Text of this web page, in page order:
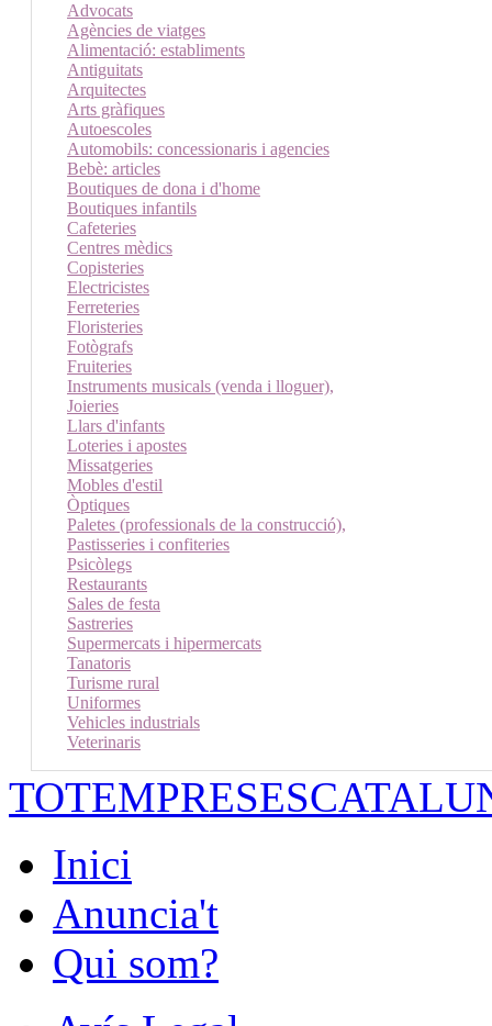
Advocats
Agències de viatges
Alimentació: establiments
Antiguitats
Arquitectes
Arts gràfiques
Autoescoles
Automobils: concessionaris i agencies
Bebè: articles
Boutiques de dona i d'home
Boutiques infantils
Cafeteries
Centres mèdics
Copisteries
Electricistes
Ferreteries
Floristeries
Fotògrafs
Fruiteries
Instruments musicals (venda i lloguer),
Joieries
Llars d'infants
Loteries i apostes
Missatgeries
Mobles d'estil
Òptiques
Paletes (professionals de la construcció),
Pastisseries i confiteries
Psicòlegs
Restaurants
Sales de festa
Sastreries
Supermercats i hipermercats
Tanatoris
Turisme rural
Uniformes
Vehicles industrials
Veterinaris
Inici
Anuncia't
Qui som?